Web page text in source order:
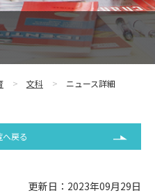
文科 ニュース詳細
へ戻る
更新日：2023年09月29日